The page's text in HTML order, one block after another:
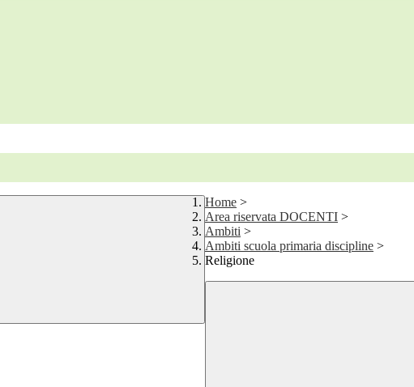
Home >
Area riservata DOCENTI >
Ambiti >
Ambiti scuola primaria discipline >
Religione